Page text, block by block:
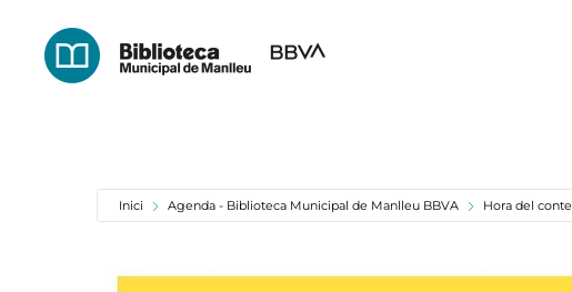
Skip
to
Inici Agenda - Biblioteca Municipal de Manlleu BBVA Hora del conte